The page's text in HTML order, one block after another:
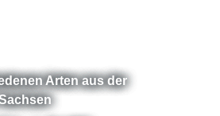
Arten aus der